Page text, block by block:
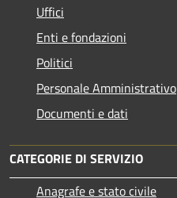
Uffici
Enti e fondazioni
Politici
Personale Amministrativo
Documenti e dati
CATEGORIE DI SERVIZIO
Anagrafe e stato civile